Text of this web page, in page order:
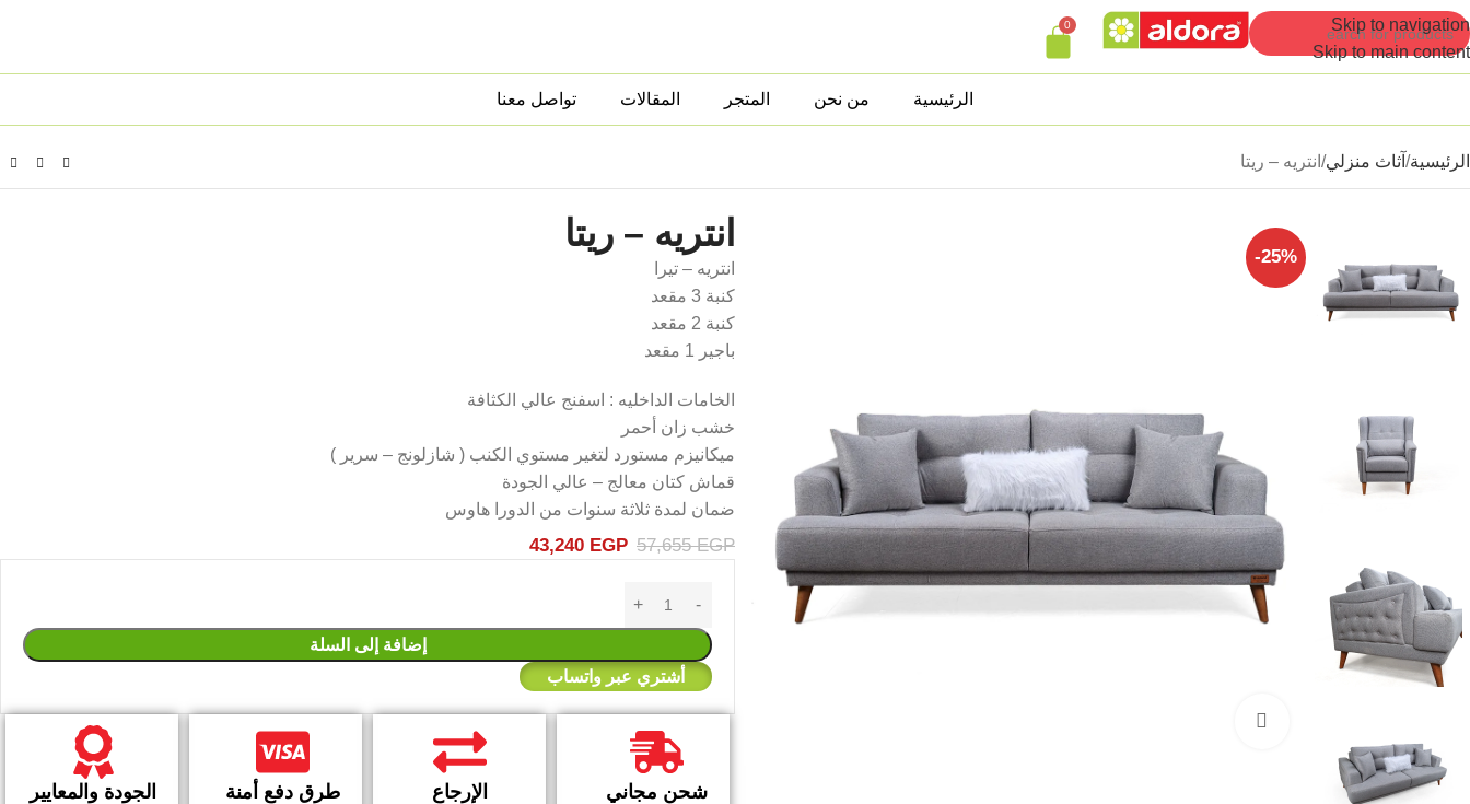
Skip to navigation
Skip to main content
0
الرئيسية من نحن المتجر المقالات تواصل معنا
الرئيسية آثاث منزلي انتريه – ريتا
-25%
انتريه – ريتا
انتريه – تيرا
كنبة 3 مقعد
كنبة 2 مقعد
باجير 1 مقعد
الخامات الداخليه : اسفنج عالي الكثافة
خشب زان أحمر
ميكانيزم مستورد لتغير مستوي الكنب ( شازلونج – سرير )
قماش كتان معالج – عالي الجودة
ضمان لمدة ثلاثة سنوات من الدورا هاوس
57,655EGP
43,240 EGP
إضافة إلى السلة
أشتري عبر واتساب
شحن مجاني
الإرجاع
طرق دفع أمنة الجودة والمعايير